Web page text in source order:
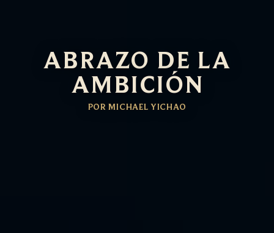
ABRAZO DE LA
AMBICIÓN
POR MICHAEL YICHAO